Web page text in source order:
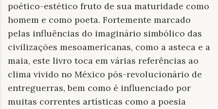
poético-estético fruto de sua maturidade como
homem e como poeta. Fortemente marcado
pelas influências do imaginário simbólico das
civilizações mesoamericanas, como a asteca e a
maia, este livro toca em várias referências ao
clima vivido no México pós-revolucionário de
entreguerras, bem como é influenciado por
muitas correntes artísticas como a poesia